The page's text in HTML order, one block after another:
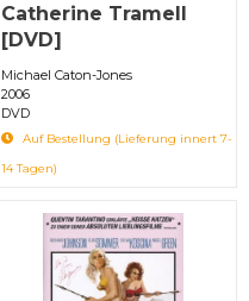
Catherine Tramell
[DVD]
Michael Caton-Jones
2006
DVD
Auf Bestellung (Lieferung innert 7-
14 Tagen)